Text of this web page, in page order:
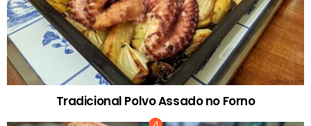
Tradicional Polvo Assado no Forno